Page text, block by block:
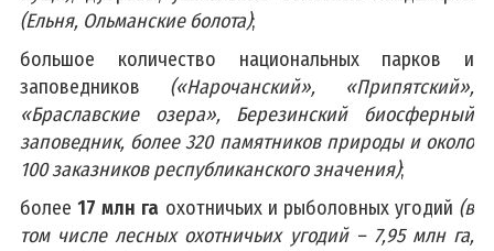
(Ельня, Ольманские болота);
большое количество национальных парков и
заповедников («Нарочанский», «Припятский»,
«Браславские озера», Березинский биосферный
заповедник, более 320 памятников природы и около
100 заказников республиканского значения);
более17 млн га охотничьих и рыболовных угодий (в
том числе лесных охотничьих угодий – 7,95 млн га,